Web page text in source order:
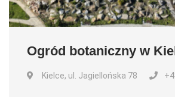
Ogród botaniczny w
Kielce, ul. Jagiellońska 78